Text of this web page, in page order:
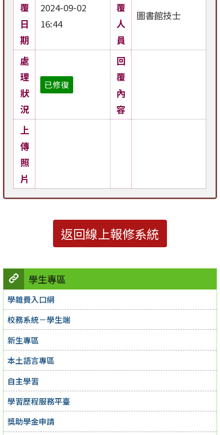
學生專區
學雜費入口網
校務系統－學生端
新生專區
本土語言專區
自主學習
學習歷程服務平臺
獎助學金申請
覆
日
期
2024-09-02
16:44
覆
人
員
圖書館技士
處
理
狀
況
已修復
回
覆
內
容
上
傳
照
片
返回線上報修系統